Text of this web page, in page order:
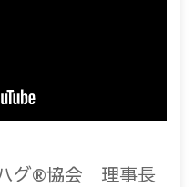
グ®協会 理事長